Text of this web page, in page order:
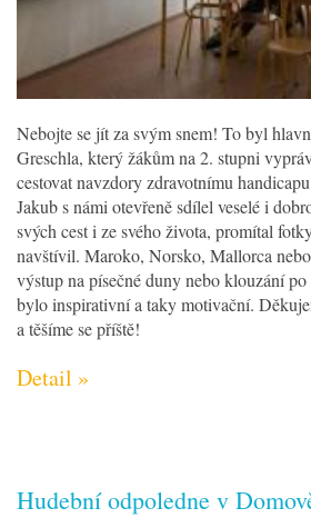
Nebojte se jít za svým snem! To byl
Greschla, který žákům na 2. stupni
cestovat navzdory zdravotnímu
Jakub s námi otevřeně sdílel veselé i
svých cest i ze svého života, promítal
navštívil. Maroko, Norsko, Mallorca
výstup na písečné duny nebo klouzání
bylo inspirativní a taky motivační.
a těšíme se příště!
Detail »
Hudební odpoledne v